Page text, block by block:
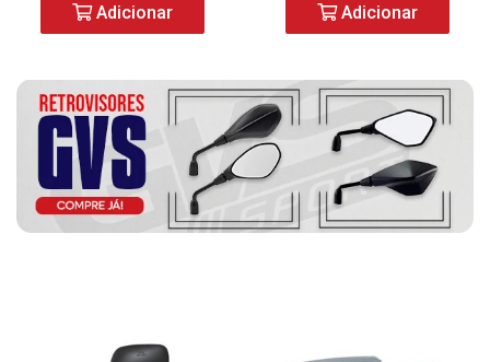
Adicionar Adicionar